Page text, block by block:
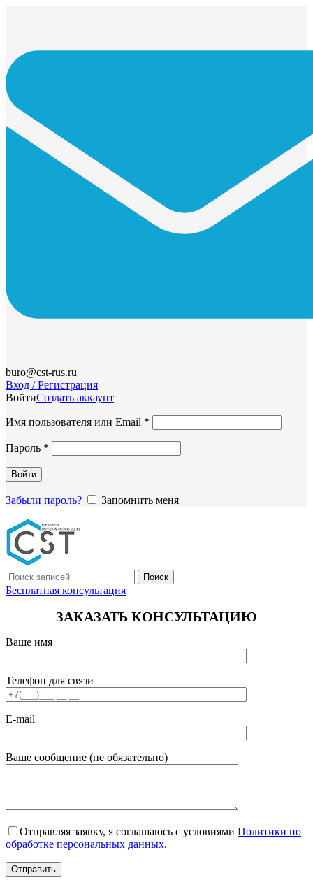
buro@cst-rus.ru
Вход / Регистрация
ВойтиСоздать аккаунт
Имя пользователя или Email *
Пароль *
Войти
Забыли пароль? Запомнить меня
Поиск
Бесплатная консультация
ЗАКАЗАТЬ КОНСУЛЬТАЦИЮ
Ваше имя
Телефон для связи
E-mail
Ваше сообщение (не обязательно)
Отправляя заявку, я соглашаюсь с условиями Политики по
обработке персональных данных.